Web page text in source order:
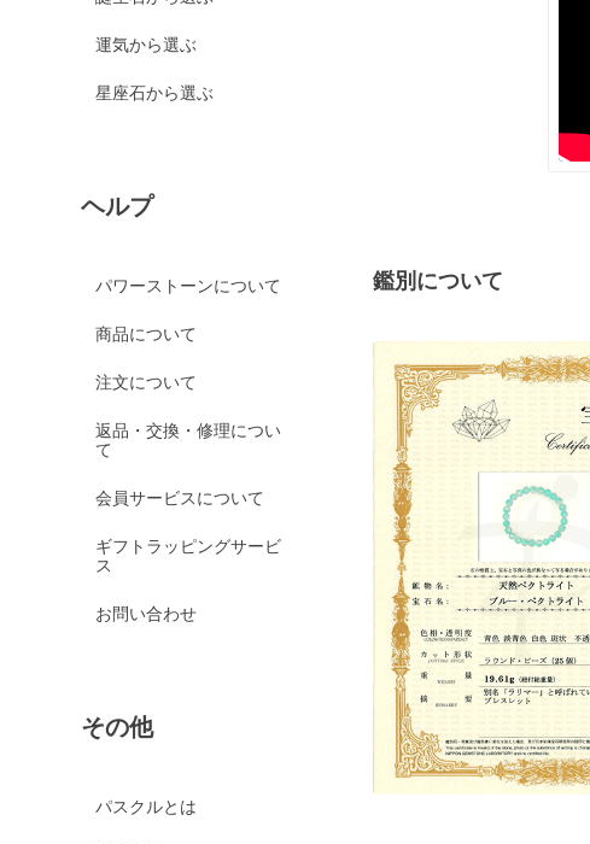
運気から選ぶ
星座石から選ぶ
ヘルプ
パワーストーンについて
商品について
注文について
返品・交換・修理につい
て
会員サービスについて
ギフトラッピングサービ
ス
お問い合わせ
その他
パスクルとは
鑑別について